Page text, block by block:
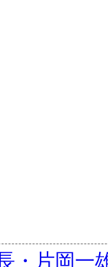
・片岡一